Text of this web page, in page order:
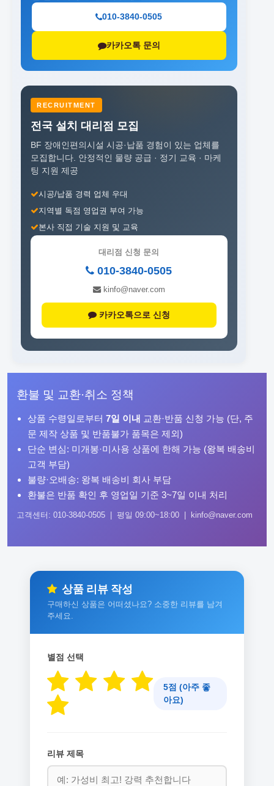
010-3840-0505
카카오톡 문의
RECRUITMENT
전국 설치 대리점 모집
BF 장애인편의시설 시공·납품 경험이 있는 업체를
모집합니다. 안정적인 물량 공급 · 정기 교육 · 마케
팅 지원 제공
시공/납품 경력 업체 우대
지역별 독점 영업권 부여 가능
본사 직접 기술 지원 및 교육
대리점 신청 문의
010-3840-0505
kinfo@naver.com
카카오톡으로 신청
환불 및 교환·취소 정책
상품 수령일로부터 7일 이내 교환·반품 신청 가능 (단, 주
문 제작 상품 및 반품불가 품목은 제외)
단순 변심: 미개봉·미사용 상품에 한해 가능 (왕복 배송비
고객 부담)
불량·오배송: 왕복 배송비 회사 부담
환불은 반품 확인 후 영업일 기준 3~7일 이내 처리
고객센터: 010-3840-0505 | 평일 09:00~18:00 | kinfo@naver.com
상품 리뷰 작성
구매하신 상품은 어떠셨나요? 소중한 리뷰를 남겨
주세요.
별점 선택
5점 (아주 좋
아요)
리뷰 제목